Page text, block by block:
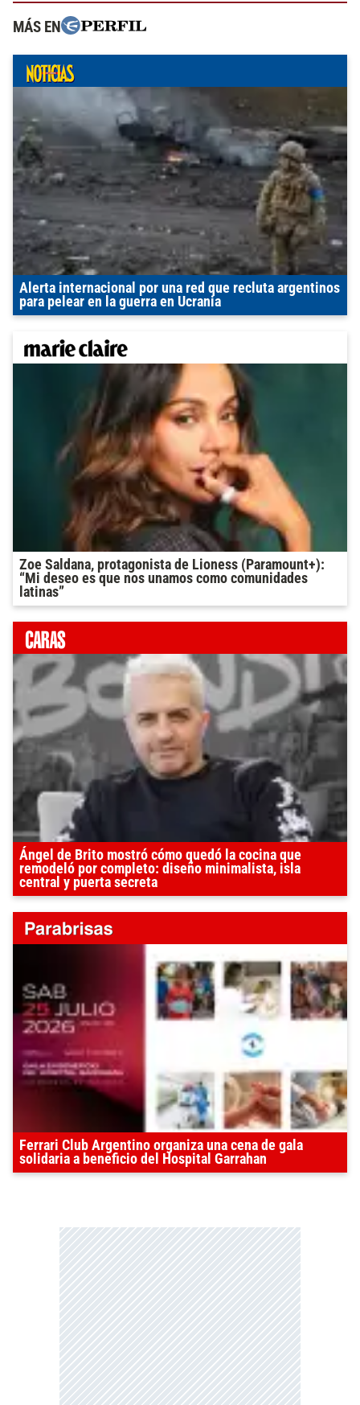
MÁS EN
Alerta internacional por una red que recluta argentinos
para pelear en la guerra en Ucrania
Zoe Saldana, protagonista de Lioness (Paramount+):
“Mi deseo es que nos unamos como comunidades
latinas”
Ángel de Brito mostró cómo quedó la cocina que
remodeló por completo: diseño minimalista, isla
central y puerta secreta
Ferrari Club Argentino organiza una cena de gala
solidaria a beneficio del Hospital Garrahan